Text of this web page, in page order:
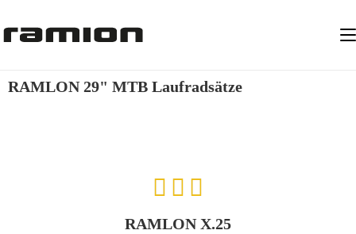
RAMLON 29" MTB Laufradsätze
RAMLON X.25